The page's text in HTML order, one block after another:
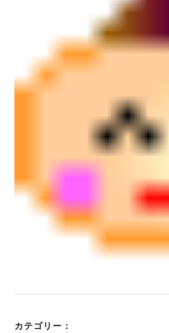
カテゴリー：